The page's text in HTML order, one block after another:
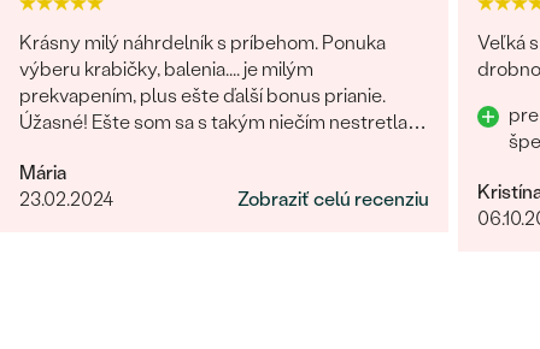
Krásny milý náhrdelník s príbehom. Ponuka
výberu krabičky, balenia.... je milým
prekvapením, plus ešte ďalší bonus prianie.
Úžasné! Ešte som sa s takým niečím nestretla...
Mária
23.02.2024
Zobraziť celú recenziu
Veľká